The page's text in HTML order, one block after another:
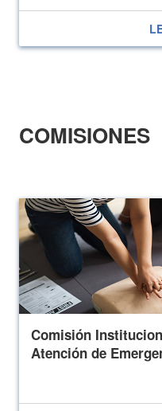
COMISIONES
Comisión
Atención de